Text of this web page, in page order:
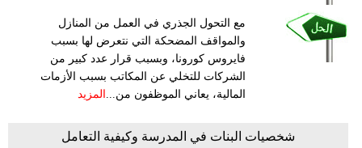
مع التحول الجذري في العمل من المنازل
والمواقف المضحكة التي نتعرض لها بسبب
فايروس كورونا، وبسبب قرار عدد كبير من
الشركات للتخلي عن المكاتب بسبب الأزمات
المالية، يعاني الموظفون من...
المزيد
شخصيات البنات في المدرسة وكيفية التعامل